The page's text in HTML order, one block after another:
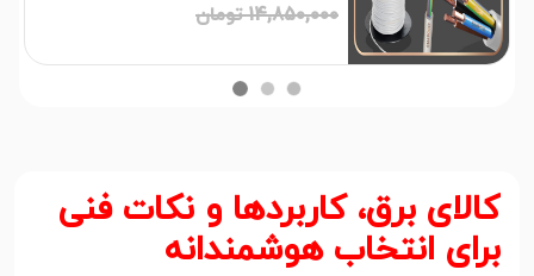
14,850,000 تومان
کالای برق، کاربردها و نکات فنی
برای انتخاب هوشمندانه